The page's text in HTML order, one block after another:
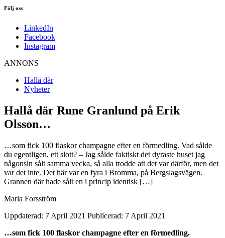
Följ oss
LinkedIn
Facebook
Instagram
ANNONS
Hallå där
Nyheter
Hallå där Rune Granlund på Erik
Olsson…
…som fick 100 flaskor champagne efter en förmedling. Vad sålde
du egentligen, ett slott? – Jag sålde faktiskt det dyraste huset jag
någonsin sålt samma vecka, så alla trodde att det var därför, men det
var det inte. Det här var en fyra i Bromma, på Bergslagsvägen.
Grannen där hade sålt en i princip identisk […]
Maria Forsström
Uppdaterad: 7 April 2021 Publicerad: 7 April 2021
…som fick 100 flaskor champagne efter en förmedling.